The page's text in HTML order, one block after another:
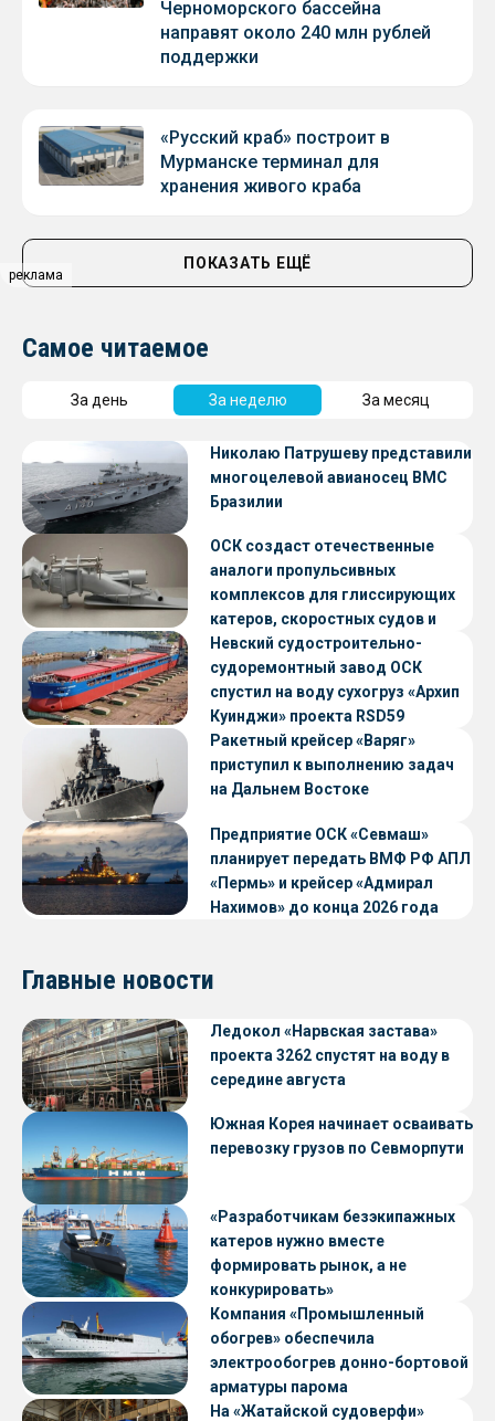
реклама
Черноморского бассейна
направят около 240 млн рублей
поддержки
«Русский краб» построит в
Мурманске терминал для
хранения живого краба
ПОКАЗАТЬ ЕЩЁ
Самое читаемое
За день За неделю За месяц
Николаю Патрушеву представили
многоцелевой авианосец ВМС
Бразилии
ОСК создаст отечественные
аналоги пропульсивных
комплексов для глиссирующих
катеров, скоростных судов и
судов с малой осадкой
Невский судостроительно-
судоремонтный завод ОСК
спустил на воду сухогруз «Архип
Куинджи» проекта RSD59
Ракетный крейсер «Варяг»
приступил к выполнению задач
на Дальнем Востоке
Предприятие ОСК «Севмаш»
планирует передать ВМФ РФ АПЛ
«Пермь» и крейсер «Адмирал
Нахимов» до конца 2026 года
Главные новости
Ледокол «Нарвская застава»
проекта 3262 спустят на воду в
середине августа
Южная Корея начинает осваивать
перевозку грузов по Севморпути
«Разработчикам безэкипажных
катеров нужно вместе
формировать рынок, а не
конкурировать»
Компания «Промышленный
обогрев» обеспечила
электрообогрев донно-бортовой
арматуры парома
«Петропавловск» проекта CNF22
На «Жатайской судоверфи»